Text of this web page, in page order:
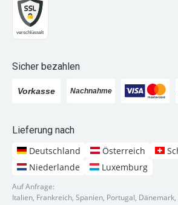
Sicher bezahlen
Lieferung nach
Deutschland
Österreich
Niederlande
Luxemburg
Auf Anfrage:
Italien, Frankreich, Spanien, Portugal,